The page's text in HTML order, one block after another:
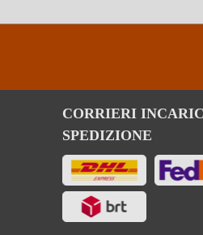
CORRIERI
SPEDIZIONE